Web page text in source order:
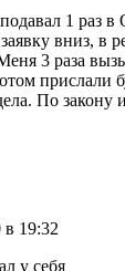
1 раз
вниз, в
3 раза
прислали
По закону
в 19:32
у себя